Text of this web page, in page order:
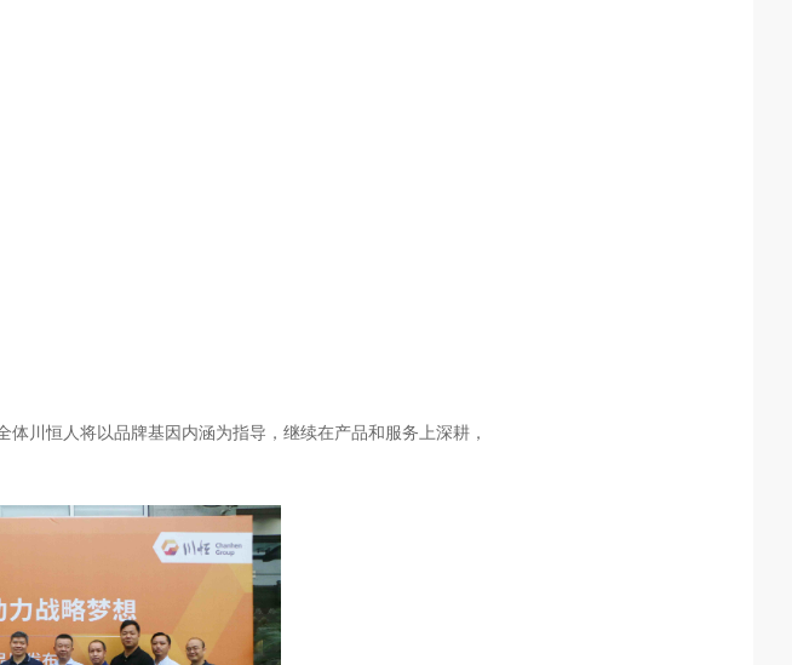
川恒人将以品牌基因内涵为指导，继续在产品和服务上深耕，